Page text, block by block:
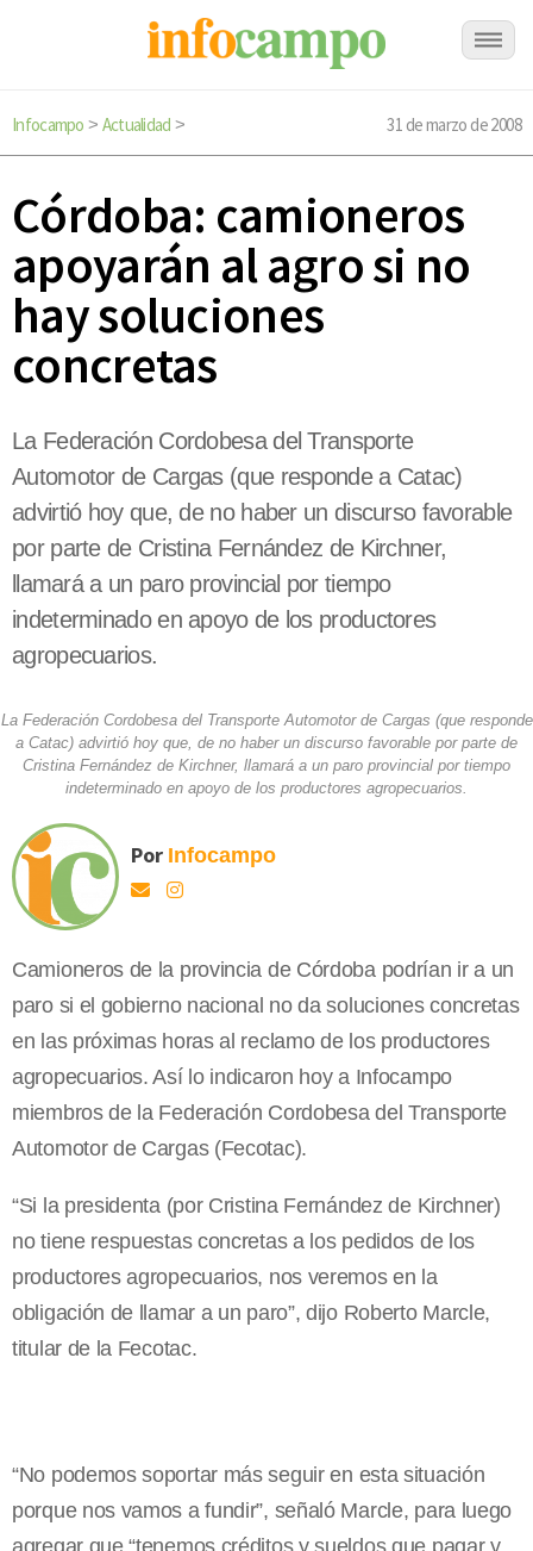
Infocampo > Actualidad > 31 de marzo de 2008
Córdoba: camioneros
apoyarán al agro si no
hay soluciones
concretas
La Federación Cordobesa del Transporte
Automotor de Cargas (que responde a Catac)
advirtió hoy que, de no haber un discurso favorable
por parte de Cristina Fernández de Kirchner,
llamará a un paro provincial por tiempo
indeterminado en apoyo de los productores
agropecuarios.
La Federación Cordobesa del Transporte Automotor de Cargas (que responde
a Catac) advirtió hoy que, de no haber un discurso favorable por parte de
Cristina Fernández de Kirchner, llamará a un paro provincial por tiempo
indeterminado en apoyo de los productores agropecuarios.
Por Infocampo
Camioneros de la provincia de Córdoba podrían ir a un
paro si el gobierno nacional no da soluciones concretas
en las próximas horas al reclamo de los productores
agropecuarios. Así lo indicaron hoy a Infocampo
miembros de la Federación Cordobesa del Transporte
Automotor de Cargas (Fecotac).
“Si la presidenta (por Cristina Fernández de Kirchner)
no tiene respuestas concretas a los pedidos de los
productores agropecuarios, nos veremos en la
obligación de llamar a un paro”, dijo Roberto Marcle,
titular de la Fecotac.
“No podemos soportar más seguir en esta situación
porque nos vamos a fundir”, señaló Marcle, para luego